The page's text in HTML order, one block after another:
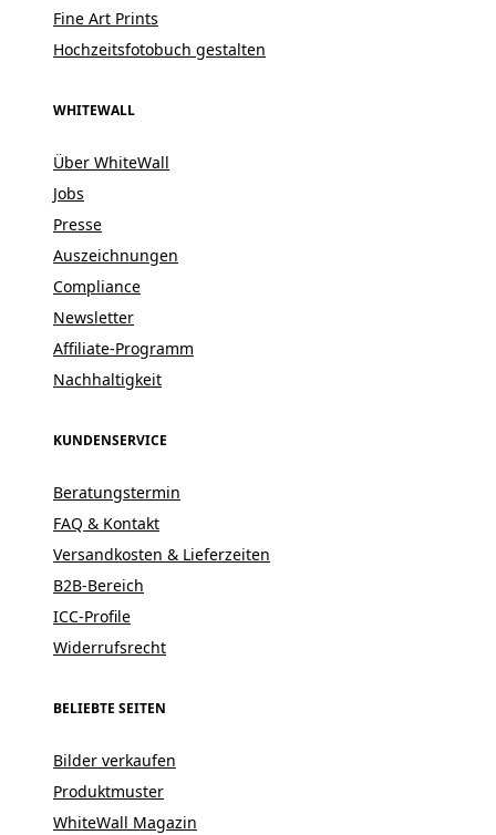
Fine Art Prints
Hochzeitsfotobuch gestalten
WHITEWALL
Über WhiteWall
Jobs
Presse
Auszeichnungen
Compliance
Newsletter
Affiliate-Programm
Nachhaltigkeit
KUNDENSERVICE
Beratungstermin
FAQ & Kontakt
Versandkosten & Lieferzeiten
B2B-Bereich
ICC-Profile
Widerrufsrecht
BELIEBTE SEITEN
Bilder verkaufen
Produktmuster
WhiteWall Magazin